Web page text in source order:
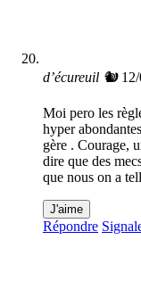
d’écureuil 🐿
Moi pero les
hyper
gère . Courage,
dire que des
que nous on a
J'aime
Répondre